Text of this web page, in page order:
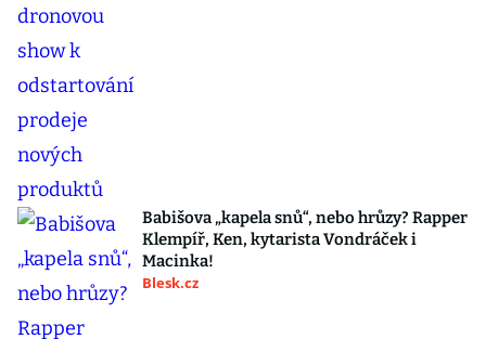
Babišova „kapela snů“, nebo hrůzy? Rapper
Klempíř, Ken, kytarista Vondráček i
Macinka!
Blesk.cz